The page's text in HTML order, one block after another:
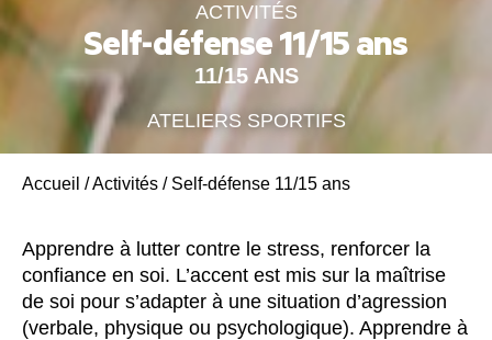
ACTIVITÉS
Self-défense 11/15 ans
11/15 ANS
ATELIERS SPORTIFS
Accueil /Activités / Self-défense 11/15 ans
Apprendre à lutter contre le stress, renforcer la
confiance en soi. L’accent est mis sur la maîtrise
de soi pour s’adapter à une situation d’agression
(verbale, physique ou psychologique). Apprendre à